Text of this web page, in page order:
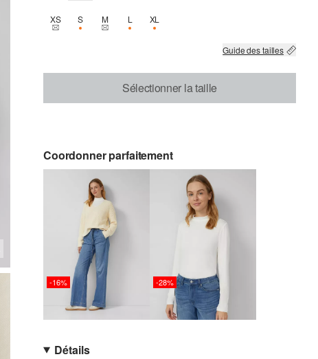
XSTHIS SIZE IS CURRENTLY OUT OF STOCK
SSEULEMENT 1 EN STOCK
MTHIS SIZE IS CURRENTLY OUT OF STOCK
LSEULEMENT 3 EN STOCK
XLSEULEMENT 3 EN STOCK
Guide des tailles
Sélectionner la taille
Coordonner parfaitement
-16% -28%
Détails